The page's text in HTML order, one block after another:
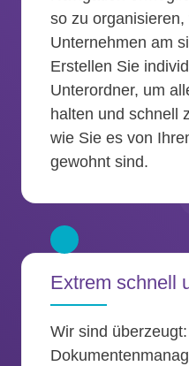
so zu
Unternehmen am
Erstellen Sie
Unterordner, um
halten und schnell
wie Sie es von
gewohnt sind.
Extrem schnell
Wir sind überzeugt: